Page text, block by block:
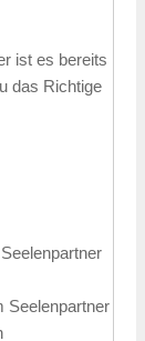
ist es bereits
das Richtige
Seelenpartner